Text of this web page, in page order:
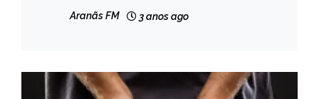
NOTÍCIASAranãs FM 3 anos ago